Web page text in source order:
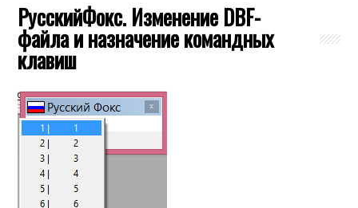
РусскийФокс. Изменение DBF-
файла и назначение командных
клавиш